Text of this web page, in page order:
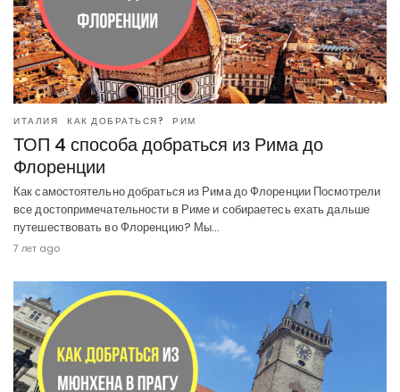
ИТАЛИЯ КАК ДОБРАТЬСЯ? РИМ
ТОП 4 способа добраться из Рима до
Флоренции
Как самостоятельно добраться из Рима до Флоренции Посмотрели
все достопримечательности в Риме и собираетесь ехать дальше
путешествовать во Флоренцию? Мы…
7 лет ago